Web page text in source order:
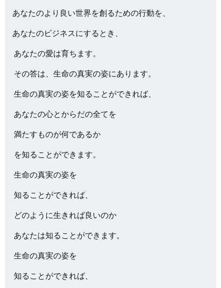
あなたのより良い世界を創るための行動を、
あなたのビジネスにするとき、
あなたの愛は育ちます。
その答は、生命の真実の姿にあります。
生命の真実の姿を知ることができれば、
あなたの心とからだの全てを
満たすものが何であるか
を知ることができます。
生命の真実の姿を
知ることができれば、
どのように生きれば良いのか
あなたは知ることができます。
生命の真実の姿を
知ることができれば、